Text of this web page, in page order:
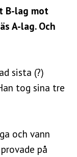
B-lag mot
A-lag. Och
sista (?)
tog sina tre
och vann
på